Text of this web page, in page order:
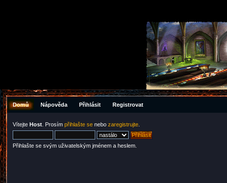
Domů Nápověda Přihlásit Registrovat
Vítejte Host . Prosím přihlašte se nebo zaregistrujte
Přihlašte se svým uživatelským jménem a heslem.